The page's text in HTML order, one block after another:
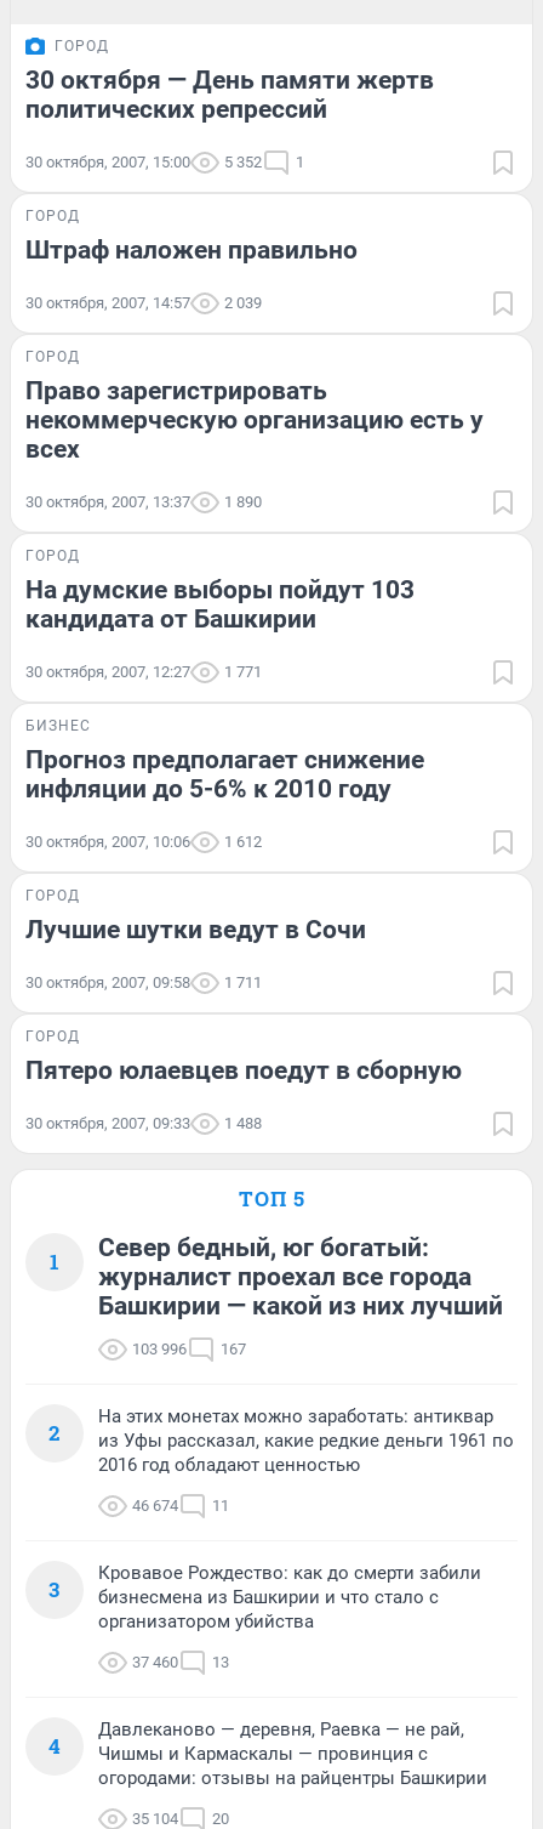
ГОРОД
30 октября — День памяти жертв
политических репрессий
30 октября, 2007, 15:00 5 352 1
ГОРОД
Штраф наложен правильно
30 октября, 2007, 14:57 2 039
ГОРОД
Право зарегистрировать
некоммерческую организацию есть у
всех
30 октября, 2007, 13:37 1 890
ГОРОД
На думские выборы пойдут 103
кандидата от Башкирии
30 октября, 2007, 12:27 1 771
БИЗНЕС
Прогноз предполагает снижение
инфляции до 5-6% к 2010 году
30 октября, 2007, 10:06 1 612
ГОРОД
Лучшие шутки ведут в Сочи
30 октября, 2007, 09:58 1 711
ГОРОД
Пятеро юлаевцев поедут в сборную
30 октября, 2007, 09:33 1 488
ТОП 5
1
Север бедный, юг богатый:
журналист проехал все города
Башкирии — какой из них лучший
103 996 167
2
На этих монетах можно заработать: антиквар
из Уфы рассказал, какие редкие деньги 1961 по
2016 год обладают ценностью
46 674 11
3
Кровавое Рождество: как до смерти забили
бизнесмена из Башкирии и что стало с
организатором убийства
37 460 13
4
Давлеканово — деревня, Раевка — не рай,
Чишмы и Кармаскалы — провинция с
огородами: отзывы на райцентры Башкирии
35 104 20